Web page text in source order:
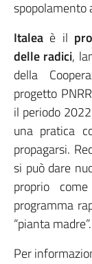
spopolamento
Italea è il
delle radici,
della
progetto
il periodo
una pratica
propagarsi.
si può dare
proprio
programma
“pianta madre”.
Per